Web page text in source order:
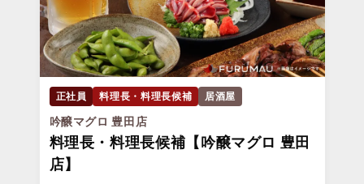
正社員 料理長・料理長候補 居酒屋
吟醸マグロ 豊田店
料理長・料理長候補【吟醸マグロ 豊田
店】